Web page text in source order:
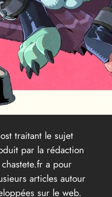
traitant le sujet
par la rédaction
a pour
articles autour
sur le web.